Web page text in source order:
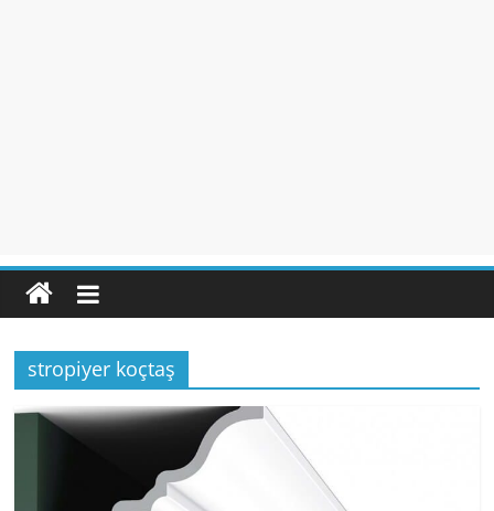
stropiyer koçtaş